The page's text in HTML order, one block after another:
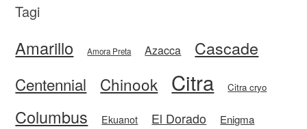
Tagi
Amarillo Amora Preta Azacca Cascade
Centennial Chinook Citra Citra cryo
Columbus Ekuanot El Dorado Enigma